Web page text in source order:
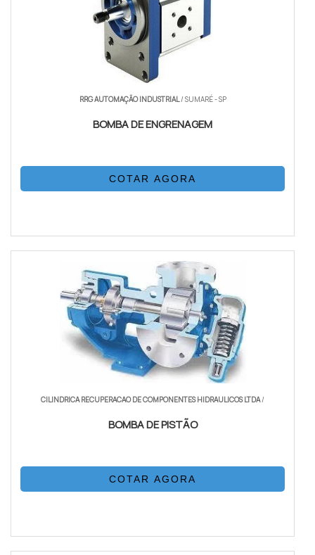
RRG AUTOMAÇÃO INDUSTRIAL/ SUMARÉ - SP
BOMBA DE ENGRENAGEM
COTAR AGORA
CILINDRICA RECUPERACAO DE COMPONENTES HIDRAULICOS LTDA/
BOMBA DE PISTÃO
COTAR AGORA